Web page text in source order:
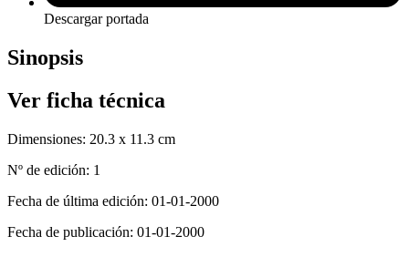
Descargar portada
Sinopsis
Ver ficha técnica
Dimensiones: 20.3 x 11.3 cm
Nº de edición: 1
Fecha de última edición: 01-01-2000
Fecha de publicación: 01-01-2000